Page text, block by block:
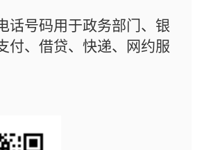
话号码用于政务部门、银
付、借贷、快递、网约服